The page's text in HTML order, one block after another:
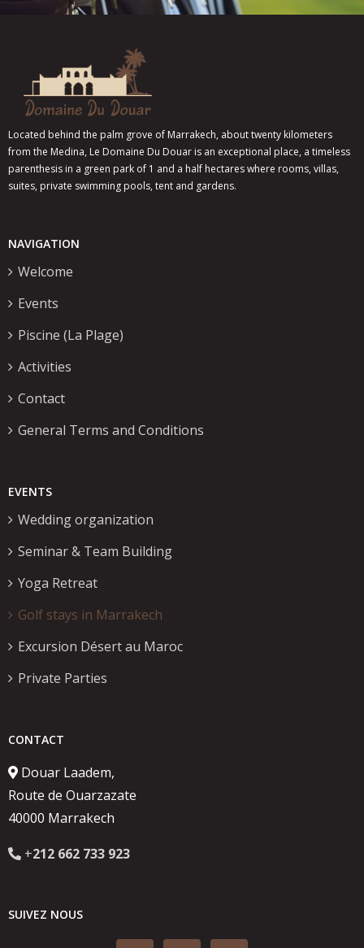
Located behind the palm grove of Marrakech, about twenty kilometers
from the Medina, Le Domaine Du Douar is an exceptional place, a timeless
parenthesis in a green park of 1 and a half hectares where rooms, villas,
suites, private swimming pools, tent and gardens.
NAVIGATION
Welcome
Events
Piscine (La Plage)
Activities
Contact
General Terms and Conditions
EVENTS
Wedding organization
Seminar & Team Building
Yoga Retreat
Golf stays in Marrakech
Excursion Désert au Maroc
Private Parties
CONTACT
Douar Laadem,
Route de Ouarzazate
40000 Marrakech
+212 662 733 923
SUIVEZ NOUS